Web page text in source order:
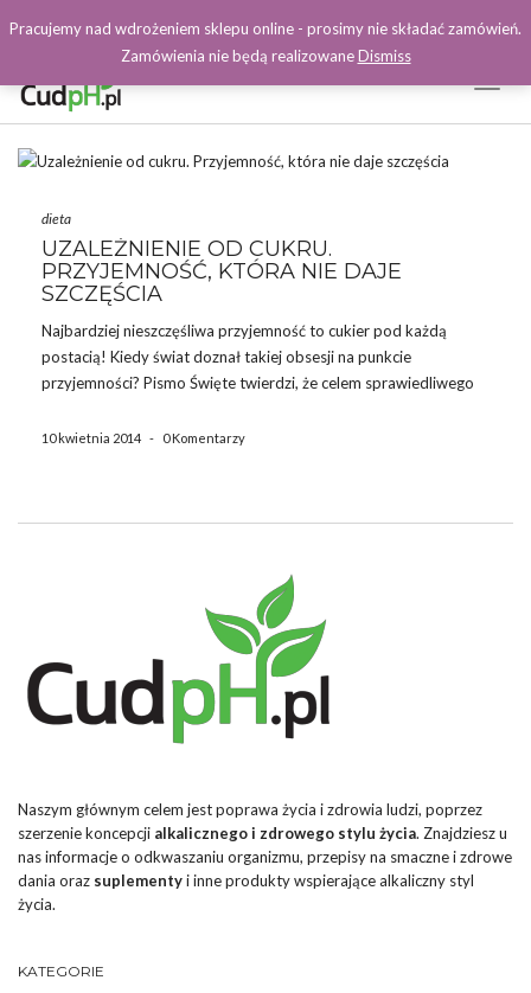
Facebook
dieta
UZALEŻNIENIE OD CUKRU.
PRZYJEMNOŚĆ, KTÓRA NIE DAJE
SZCZĘŚCIA
Najbardziej nieszczęśliwa przyjemność to cukier pod każdą
postacią! Kiedy świat doznał takiej obsesji na punkcie
przyjemności? Pismo Święte twierdzi, że celem sprawiedliwego
daje nam prawo do „dążenia do szczęścia,” a nie przyjemności.
10 kwietnia 2014 - 0 Komentarzy
Naszym głównym celem jest poprawa życia i zdrowia ludzi, poprzez
szerzenie koncepcji alkalicznego i zdrowego stylu życia. Znajdziesz u
nas informacje o odkwaszaniu organizmu, przepisy na smaczne i zdrowe
dania oraz suplementyi inne produkty wspierające alkaliczny styl
życia.
KATEGORIE
Pracujemy nad wdrożeniem sklepu online - prosimy nie składać zamówień.
Zamówienia nie będą realizowaneDismiss